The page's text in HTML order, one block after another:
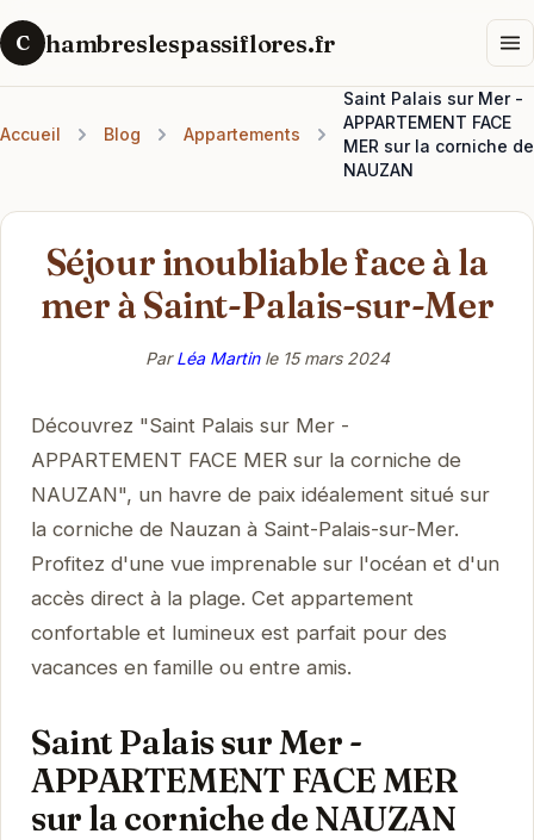
C hambreslespassiflores.fr
Accueil Blog Appartements
Saint Palais sur Mer -
APPARTEMENT FACE
MER sur la corniche de
NAUZAN
Séjour inoubliable face à la
mer à Saint-Palais-sur-Mer
ParLéa Martinle 15 mars 2024
Découvrez "Saint Palais sur Mer -
APPARTEMENT FACE MER sur la corniche de
NAUZAN", un havre de paix idéalement situé sur
la corniche de Nauzan à Saint-Palais-sur-Mer.
Profitez d'une vue imprenable sur l'océan et d'un
accès direct à la plage. Cet appartement
confortable et lumineux est parfait pour des
vacances en famille ou entre amis.
Saint Palais sur Mer -
APPARTEMENT FACE MER
sur la corniche de NAUZAN